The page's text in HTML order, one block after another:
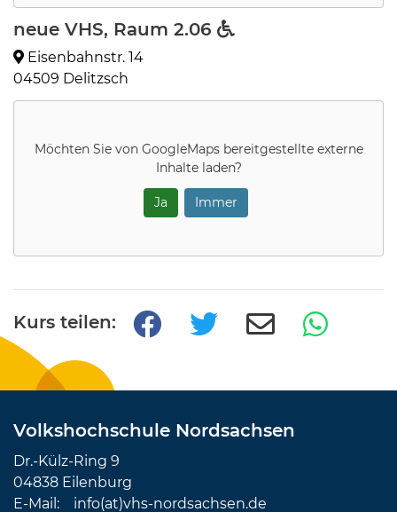
neue VHS, Raum 2.06
Eisenbahnstr. 14
04509 Delitzsch
Möchten Sie von GoogleMapsbereitgestellte externe
Inhalte laden?
Ja Immer
Kurs teilen:
Volkshochschule Nordsachsen
Dr.-Külz-Ring 9
04838 Eilenburg
E-Mail: info(at)vhs-nordsachsen.de